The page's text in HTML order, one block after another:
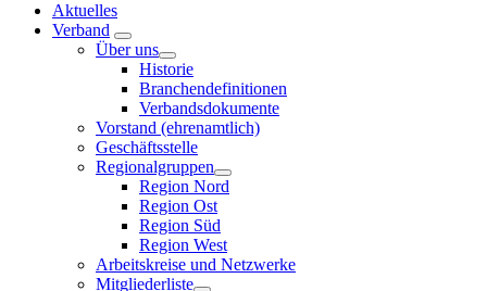
Aktuelles
Verband
Über uns
Historie
Branchendefinitionen
Verbandsdokumente
Vorstand (ehrenamtlich)
Geschäftsstelle
Regionalgruppen
Region Nord
Region Ost
Region Süd
Region West
Arbeitskreise und Netzwerke
Mitgliederliste